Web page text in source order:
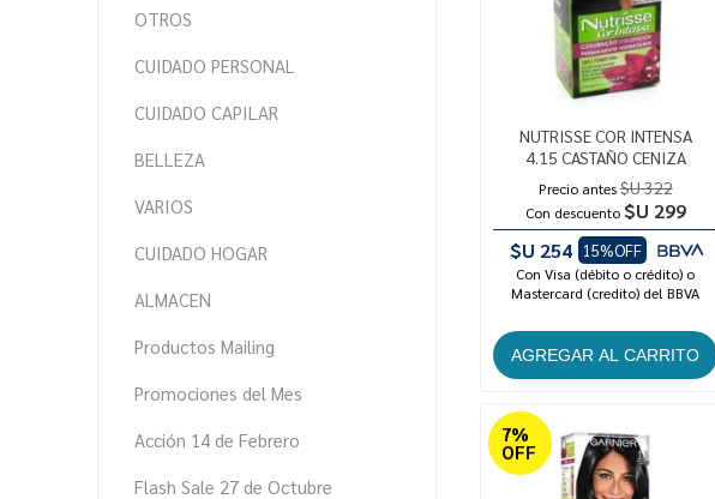
NUTRISSE COR INTENSA
4.15 CASTAÑO CENIZA
Precio antes$U 322
Con descuento $U 299
$U 254
15%OFF
Con Visa (débito o crédito) o
Mastercard (credito) del BBVA
7%
OFF
OTROS
CUIDADO PERSONAL
CUIDADO CAPILAR
BELLEZA
VARIOS
CUIDADO HOGAR
ALMACEN
Productos Mailing
Promociones del Mes
Acción 14 de Febrero
Flash Sale 27 de Octubre